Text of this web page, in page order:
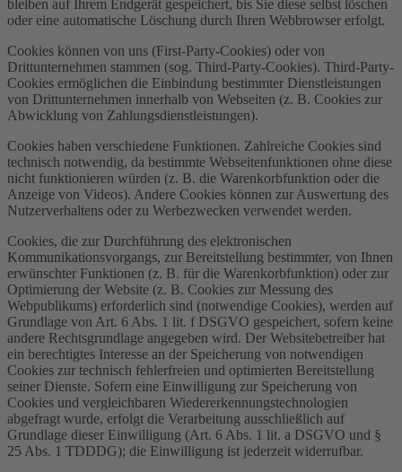
bleiben auf Ihrem Endgerät gespeichert, bis Sie diese selbst löschen
oder eine automatische Löschung durch Ihren Webbrowser erfolgt.
Cookies können von uns (First-Party-Cookies) oder von
Drittunternehmen stammen (sog. Third-Party-Cookies). Third-Party-
Cookies ermöglichen die Einbindung bestimmter Dienstleistungen
von Drittunternehmen innerhalb von Webseiten (z. B. Cookies zur
Abwicklung von Zahlungsdienstleistungen).
Cookies haben verschiedene Funktionen. Zahlreiche Cookies sind
technisch notwendig, da bestimmte Webseitenfunktionen ohne diese
nicht funktionieren würden (z. B. die Warenkorbfunktion oder die
Anzeige von Videos). Andere Cookies können zur Auswertung des
Nutzerverhaltens oder zu Werbezwecken verwendet werden.
Cookies, die zur Durchführung des elektronischen
Kommunikationsvorgangs, zur Bereitstellung bestimmter, von Ihnen
erwünschter Funktionen (z. B. für die Warenkorbfunktion) oder zur
Optimierung der Website (z. B. Cookies zur Messung des
Webpublikums) erforderlich sind (notwendige Cookies), werden auf
Grundlage von Art. 6 Abs. 1 lit. f DSGVO gespeichert, sofern keine
andere Rechtsgrundlage angegeben wird. Der Websitebetreiber hat
ein berechtigtes Interesse an der Speicherung von notwendigen
Cookies zur technisch fehlerfreien und optimierten Bereitstellung
seiner Dienste. Sofern eine Einwilligung zur Speicherung von
Cookies und vergleichbaren Wiedererkennungstechnologien
abgefragt wurde, erfolgt die Verarbeitung ausschließlich auf
Grundlage dieser Einwilligung (Art. 6 Abs. 1 lit. a DSGVO und §
25 Abs. 1 TDDDG); die Einwilligung ist jederzeit widerrufbar.